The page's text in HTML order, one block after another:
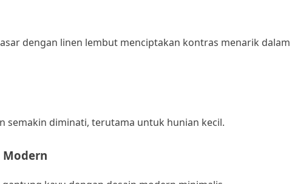
dengan linen lembut menciptakan kontras menarik dalam
semakin diminati, terutama untuk hunian kecil.
Modern